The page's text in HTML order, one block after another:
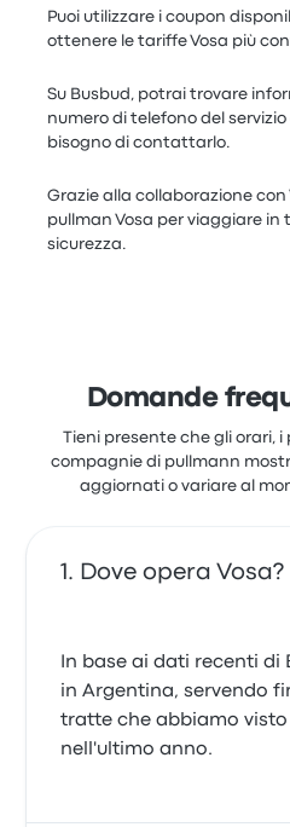
Puoi utilizzare i coupon
ottenere le tariffe Vosa più
Su Busbud, potrai trovare
numero di telefono del
bisogno di contattarlo.
Grazie alla collaborazione con
pullman Vosa per viaggiare
sicurezza.
Domande
Tieni presente che gli orari,
compagnie di pullmann
aggiornati o variare al
Dove opera Vosa?
In base ai dati recenti di
in Argentina, servendo
tratte che abbiamo
nell'ultimo anno.